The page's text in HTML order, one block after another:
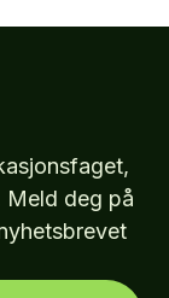
Meld deg på